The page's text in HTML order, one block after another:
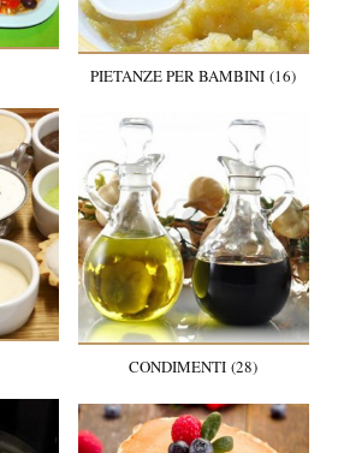
PIETANZE PER BAMBINI (16)
CONDIMENTI (28)